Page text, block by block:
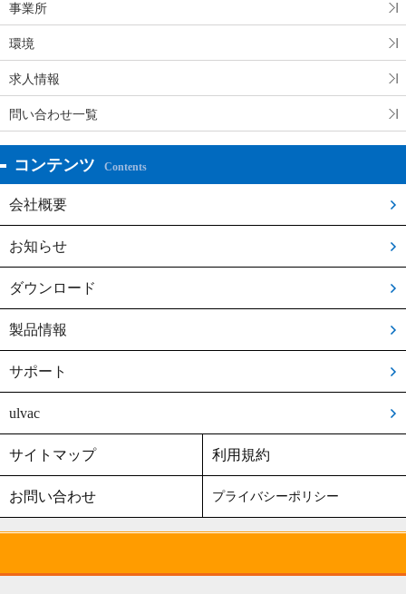
事業所
環境
求人情報
問い合わせ一覧
コンテンツ Contents
会社概要
お知らせ
ダウンロード
製品情報
サポート
ulvac
サイトマップ 利用規約
お問い合わせ プライバシーポリシー